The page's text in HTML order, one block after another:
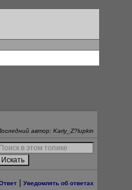
автор: Kariy_Z?lupkin
Уведомлять об ответах